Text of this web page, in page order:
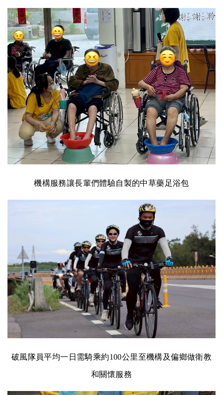
機構服務讓長輩們體驗自製的中草藥足浴包
破風隊員平均一日需騎乘約100公里至機構及偏鄉做衛教
和關懷服務